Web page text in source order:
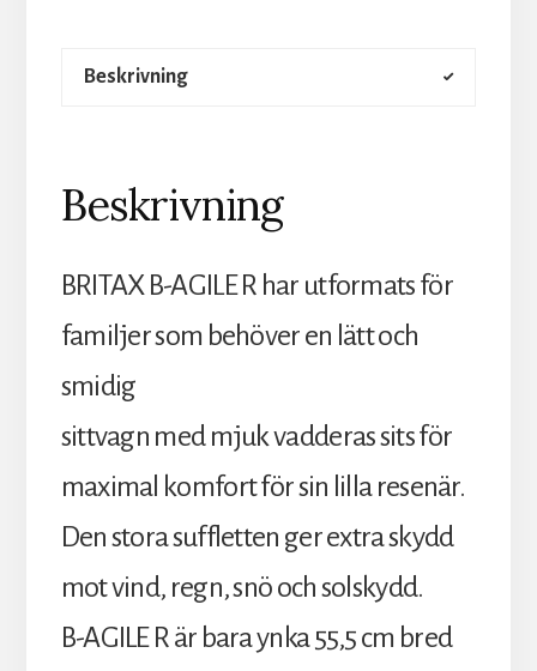
Beskrivning
Beskrivning
BRITAX B-AGILE R har utformats för
familjer som behöver en lätt och
smidig
sittvagn med mjuk vadderas sits för
maximal komfort för sin lilla resenär.
Den stora suffletten ger extra skydd
mot vind, regn, snö och solskydd.
B-AGILE R är bara ynka 55,5 cm bred